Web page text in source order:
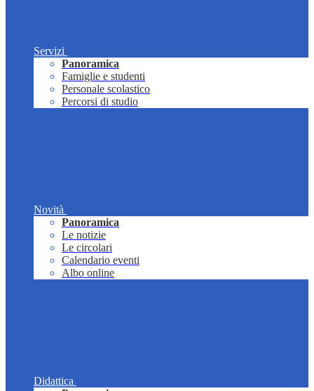
Servizi
Panoramica
Famiglie e studenti
Personale scolastico
Percorsi di studio
Novità
Panoramica
Le notizie
Le circolari
Calendario eventi
Albo online
Didattica